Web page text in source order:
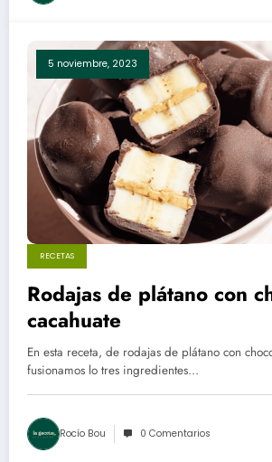
5 noviembre, 2023
RECETAS
Rodajas de plátano con
cacahuate
En esta receta, de rodajas de plátano con
fusionamos lo tres ingredientes…
Rocío Bou 0 Comentarios